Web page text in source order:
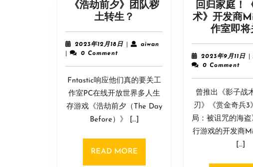
《浩劫前夕》团队秽
土转生？
劫
前
团
队
秽
土
转
生？
2023年12月18日2023
18
日
aiwanaiwan
0 Comment
Fntastic响应他们真的要关工
作室PC在线开放世界多人生
存游戏《浩劫前夕（The Day
Before）》 […]
READ MOREREAD
回归家庭！
术》开发商
作室即将
2023年9月11日
11
日
0 Comment
曾推出《影子战
刃》《赏金奇兵3
局：被诅咒的海
行游戏的开发商
[…]